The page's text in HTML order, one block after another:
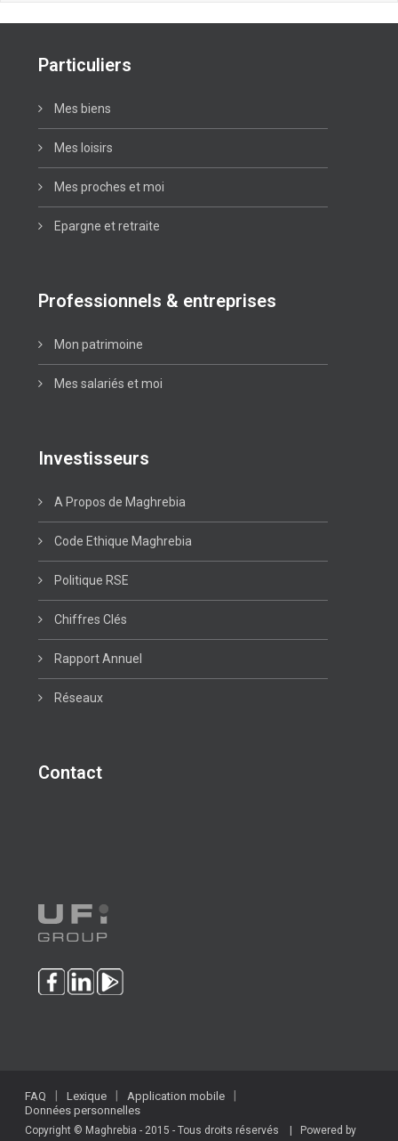
Particuliers
Mes biens
Mes loisirs
Mes proches et moi
Epargne et retraite
Professionnels & entreprises
Mon patrimoine
Mes salariés et moi
Investisseurs
A Propos de Maghrebia
Code Ethique Maghrebia
Politique RSE
Chiffres Clés
Rapport Annuel
Réseaux
Contact
FAQ Lexique
Application mobile
Données personnelles
Copyright © Maghrebia - 2015 - Tous droits réservés | Powered by